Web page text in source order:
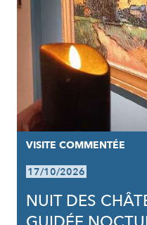
VISITE COMMENTÉE
17/10/2026
NUIT DES